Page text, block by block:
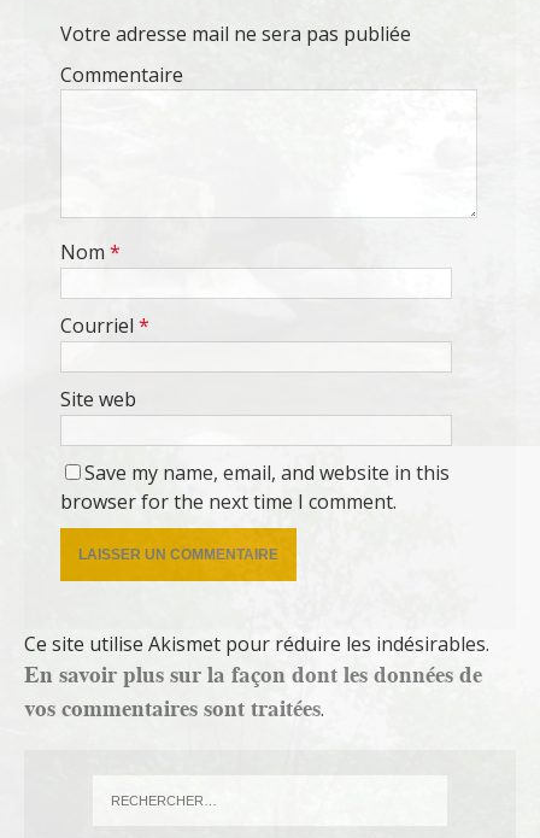
Votre adresse mail ne sera pas publiée
Commentaire
Nom *
Courriel *
Site web
Save my name, email, and website in this
browser for the next time I comment.
Ce site utilise Akismet pour réduire les indésirables.
En savoir plus sur la façon dont les données de
vos commentaires sont traitées.